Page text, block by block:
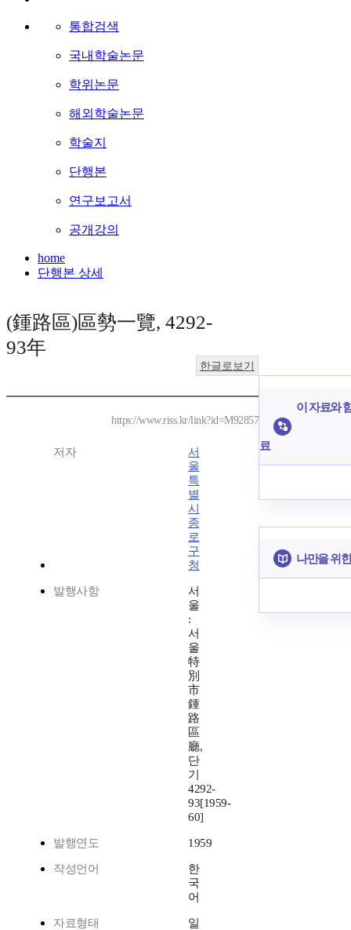
통합검색
국내학술논문
학위논문
해외학술논문
학술지
단행본
연구보고서
공개강의
home
단행본 상세
(鍾路區)區勢一覽, 4292-
93年
한글로보기
https://www.riss.kr/link?id=M92857
저자
서
울
특
별
시
종
로
구
청
발행사항
서
울
:
서
울
特
別
市
鍾
路
區
廳,
단
기
4292-
93[1959-
60]
발행연도 1959
작성언어
한
국
어
자료형태
일
이 자료와
료
나만을 위